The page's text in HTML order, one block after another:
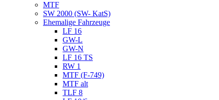
MTF
SW 2000 (SW- KatS)
Ehemalige Fahrzeuge
LF 16
GW-L
GW-N
LF 16 TS
RW 1
MTF (F-749)
MTF alt
TLF 8